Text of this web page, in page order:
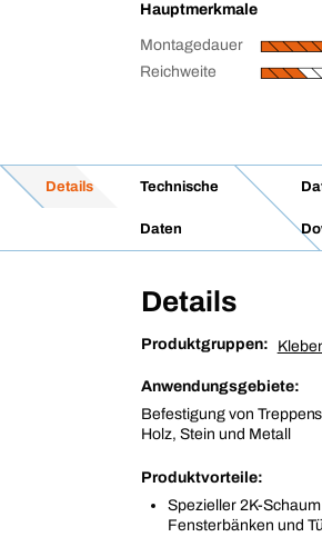
Hauptmerkmale
Montagedauer
Reichweite
Details Technische
Daten
Details
Produktgruppen:
Anwendungsgebiete:
Befestigung von
Holz, Stein und Metall
Produktvorteile:
Spezieller 2K-
Fensterbänken und